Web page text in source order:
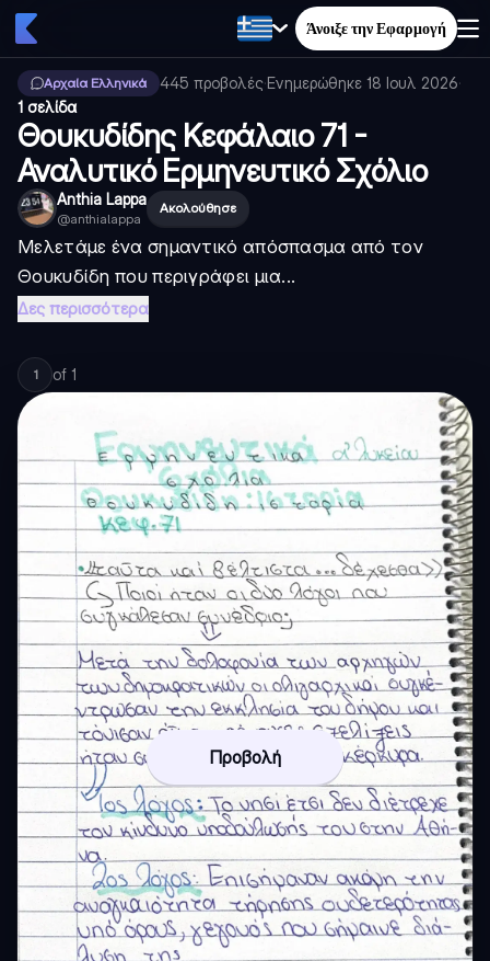
Άνοιξε την Εφαρμογή
Αρχαία Ελληνικά 445 προβολές·Ενημερώθηκε 18 Ιουλ 2026·
1 σελίδα
Θουκυδίδης Κεφάλαιο 71 -
Αναλυτικό Ερμηνευτικό Σχόλιο
Anthia Lappa
@anthialappa
Ακολούθησε
Μελετάμε ένα σημαντικό απόσπασμα από τον
Θουκυδίδη που περιγράφει μια...
Δες περισσότερα
1 of 1
Προβολή